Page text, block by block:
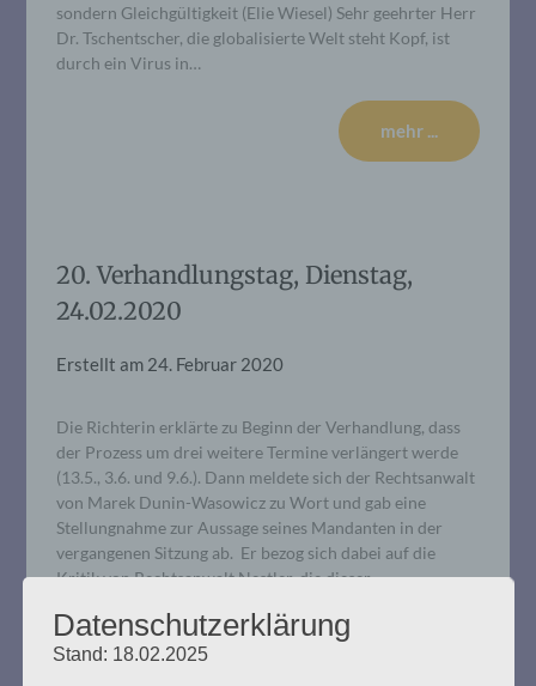
sondern Gleichgültigkeit (Elie Wiesel) Sehr geehrter Herr
Dr. Tschentscher, die globalisierte Welt steht Kopf, ist
durch ein Virus in…
mehr ...
20. Verhandlungstag, Dienstag,
24.02.2020
Erstellt am 24. Februar 2020
Die Richterin erklärte zu Beginn der Verhandlung, dass
der Prozess um drei weitere Termine verlängert werde
(13.5., 3.6. und 9.6.). Dann meldete sich der Rechtsanwalt
von Marek Dunin-Wasowicz zu Wort und gab eine
Stellungnahme zur Aussage seines Mandanten in der
vergangenen Sitzung ab. Er bezog sich dabei auf die
Kritik von Rechtsanwalt Nestler, die dieser…
Datenschutzerklärung
Stand: 18.02.2025